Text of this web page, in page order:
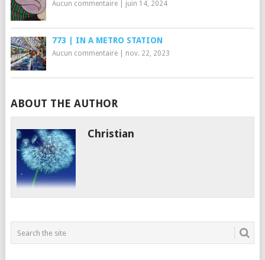
Aucun commentaire| juin 14, 2024
773 | IN A METRO STATION
Aucun commentaire| nov. 22, 2023
ABOUT THE AUTHOR
Christian